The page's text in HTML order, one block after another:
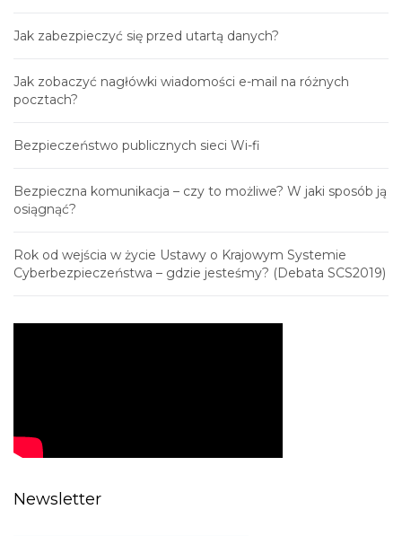
Jak zabezpieczyć się przed utartą danych?
Jak zobaczyć nagłówki wiadomości e-mail na różnych
pocztach?
Bezpieczeństwo publicznych sieci Wi-fi
Bezpieczna komunikacja – czy to możliwe? W jaki sposób ją
osiągnąć?
Rok od wejścia w życie Ustawy o Krajowym Systemie
Cyberbezpieczeństwa – gdzie jesteśmy? (Debata SCS2019)
Newsletter